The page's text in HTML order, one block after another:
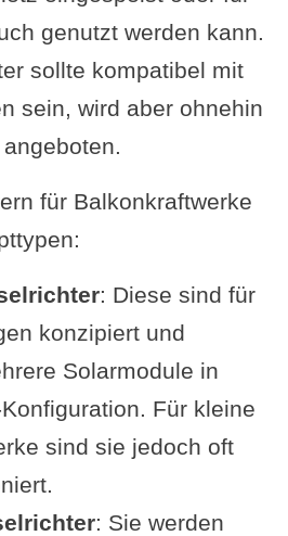
genutzt werden kann.
sollte kompatibel mit
sein, wird aber ohnehin
für Balkonkraftwerke
: Diese sind für
konzipiert und
Solarmodule in
Für kleine
sind sie jedoch oft
: Sie werden